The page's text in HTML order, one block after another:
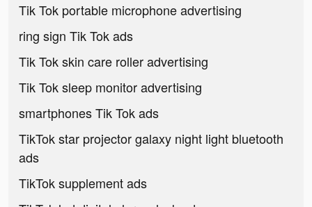
Tik Tok portable microphone advertising
ring sign Tik Tok ads
Tik Tok skin care roller advertising
Tik Tok sleep monitor advertising
smartphones Tik Tok ads
TikTok star projector galaxy night light bluetooth
ads
TikTok supplement ads